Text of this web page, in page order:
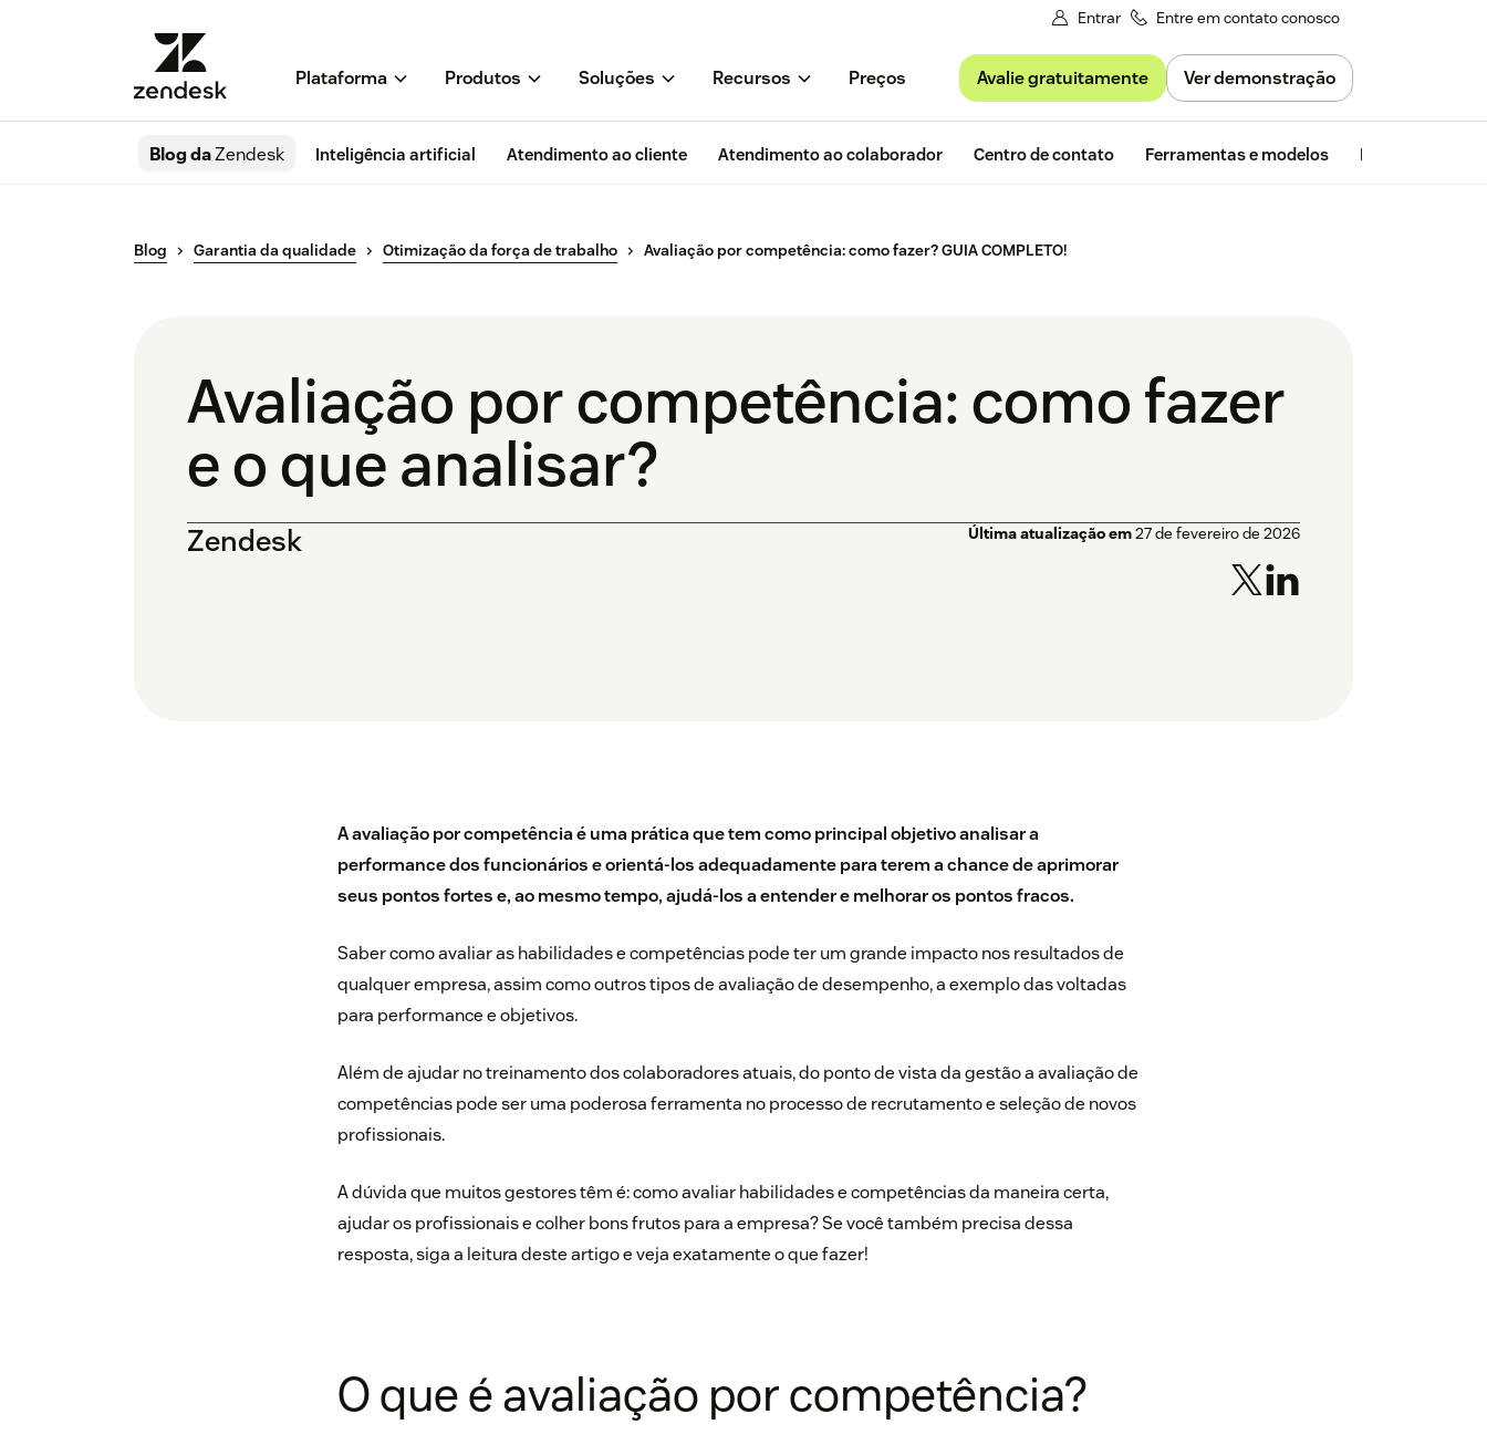
Entrar Entre em contato conosco
Plataforma Produtos Soluções Recursos Preços Avalie gratuitamente Ver demonstração
Blog daZendesk Inteligência artificial Atendimento ao cliente Atendimento ao colaborador Centro de contato Ferramentas e modelos Insights da
Blog Garantia da qualidade Otimização da força de trabalho Avaliação por competência: como fazer? GUIA COMPLETO!
Avaliação por competência: como fazer
e o que analisar?
Zendesk Última atualização em27 de fevereiro de 2026
A avaliação por competência é uma prática que tem como principal objetivo analisar a
performance dos funcionários e orientá-los adequadamente para terem a chance de aprimorar
seus pontos fortes e, ao mesmo tempo, ajudá-los a entender e melhorar os pontos fracos.
Saber como avaliar as habilidades e competências pode ter um grande impacto nos resultados de
qualquer empresa, assim como outros tipos de avaliação de desempenho, a exemplo das voltadas
para performance e objetivos.
Além de ajudar no treinamento dos colaboradores atuais, do ponto de vista da gestão a avaliação de
competências pode ser uma poderosa ferramenta no processo de recrutamento e seleção de novos
profissionais.
A dúvida que muitos gestores têm é: como avaliar habilidades e competências da maneira certa,
ajudar os profissionais e colher bons frutos para a empresa? Se você também precisa dessa
resposta, siga a leitura deste artigo e veja exatamente o que fazer!
O que é avaliação por competência?